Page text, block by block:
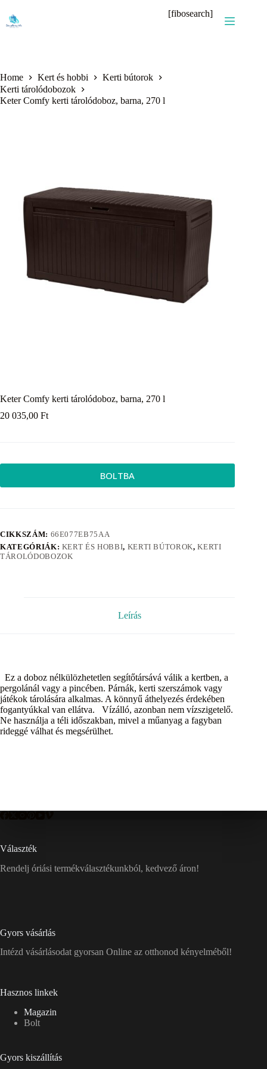
content
[fibosearch]
Home Kert és hobbi
Kerti bútorok
Kerti tárolódobozok
Keter Comfy kerti tárolódoboz, barna, 270 l
Keter Comfy kerti tárolódoboz, barna, 270 l
20 035,00 Ft
BOLTBA
CIKKSZÁM: 66E077EB75AA
KATEGÓRIÁK: KERT ÉS HOBBI, KERTI BÚTOROK,KERTI
TÁROLÓDOBOZOK
Leírás
Ez a doboz nélkülözhetetlen segítőtársává válik a kertben, a
pergolánál vagy a pincében. Párnák, kerti szerszámok vagy
játékok tárolására alkalmas. A könnyű áthelyezés érdekében
fogantyúkkal van ellátva. Vízálló, azonban nem vízszigetelő.
Ne használja a téli időszakban, mivel a műanyag a fagyban
rideggé válhat és megsérülhet.
Választék
Rendelj óriási termékválasztékunkból, kedvező áron!
Gyors vásárlás
Intézd vásárlásodat gyorsan Online az otthonod kényelméből!
Hasznos linkek
Magazin
Bolt
Gyors kiszállítás